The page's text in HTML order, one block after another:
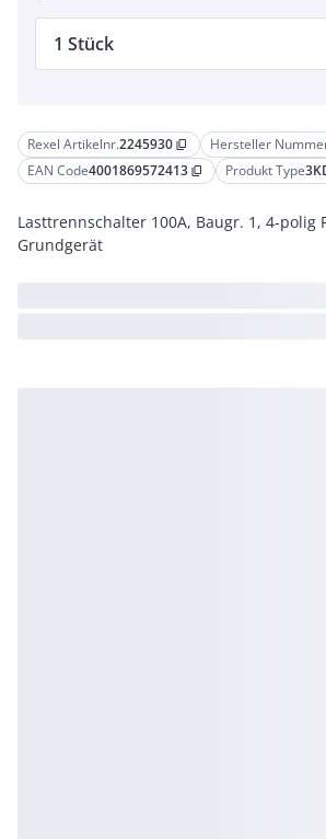
Rexel Artikelnr.2245930 content_copy Hersteller
EAN Code4001869572413 content_copy Produkt Type
Lasttrennschalter 100A, Baugr. 1, 4-
Grundgerät
1 Stück